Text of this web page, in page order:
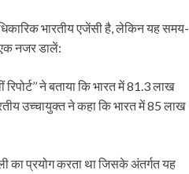
भारतीय एजेंसी है, लेकिन यह समय-
नजर डालें:
ने बताया कि भारत में 81.3 लाख
उच्चायुक्त ने कहा कि भारत में 85 लाख
प्रयोग करता था जिसके अंतर्गत यह